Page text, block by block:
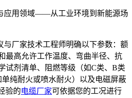
与厂家技术工程师明确以下参数：额
最高允许工作温度、弯曲半径、抗
试剂清单、阻燃等级（如C类、B类
纯耐火或喷水耐火）以及电磁屏蔽
验的电缆厂家可依据您的工况进行